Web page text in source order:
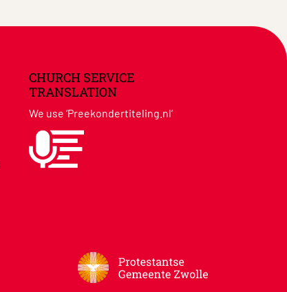
CHURCH SERVICE
TRANSLATION
We use ‘Preekondertiteling.nl’